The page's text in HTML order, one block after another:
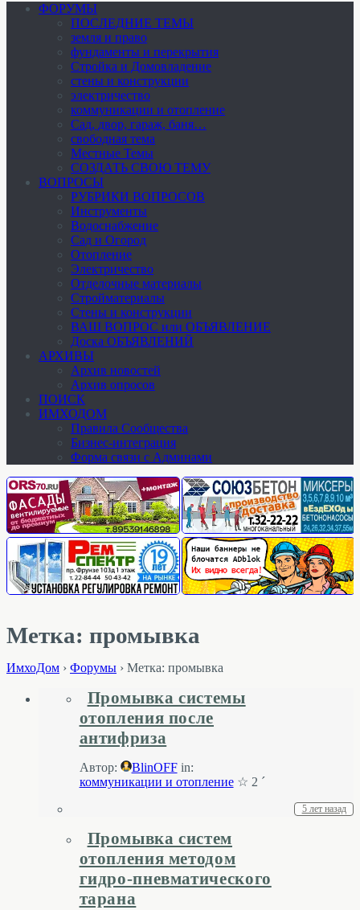
ФОРУМЫ
ПОСЛЕДНИЕ ТЕМЫ
земля и право
фундаменты и перекрытия
Стройка и Домовладение
стены и конструкции
электричество
коммуникации и отопление
Cад, двор, гараж, баня…
свободная тема
Местные Темы
СОЗДАТЬ СВОЮ ТЕМУ
ВОПРОСЫ
РУБРИКИ ВОПРОСОВ
Инструменты
Водоснабжение
Сад и Огород
Отопление
Электричество
Отделочные материалы
Стройматериалы
Стены и конструкции
ВАШ ВОПРОС или ОБЪЯВЛЕНИЕ
Доска ОБЪЯВЛЕНИЙ
АРХИВЫ
Архив новостей
Архив опросов
ПОИСК
ИМХОДОМ
Правила Сообщества
Бизнес-интеграция
Форма связи с Админами
Метка: промывка
ИмхоДом › Форумы › Метка: промывка
Промывка системы
отопления после
антифриза
Автор: BlinOFF in:
коммуникации и отопление☆ 2 ´
5 лет назад
Промывка систем
отопления методом
гидро-пневматического
тарана